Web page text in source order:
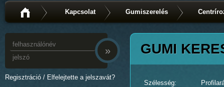
Kapcsolat Gumiszerelés
»
Regisztráció / Elfelejtette a jelszavát?
GUMI
Szélesség: